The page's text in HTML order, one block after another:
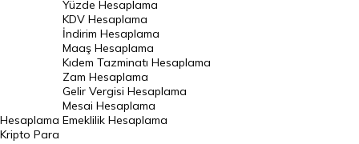
Japon Yeni Kuru
Serbest Piyasa Döviz Kurları
Merkez Bankası Döviz Kurları
Altın Fiyatları
Hesaplama
Yüzde Hesaplama
KDV Hesaplama
İndirim Hesaplama
Maaş Hesaplama
Kıdem Tazminatı Hesaplama
Zam Hesaplama
Gelir Vergisi Hesaplama
Mesai Hesaplama
Emeklilik Hesaplama
Kripto Para